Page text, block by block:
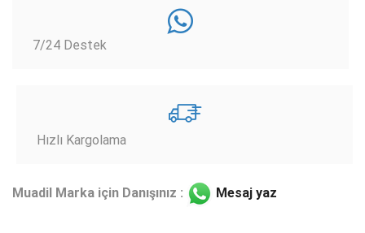
7/24 Destek
Hızlı Kargolama
Muadil Marka için Danışınız : Mesaj yaz